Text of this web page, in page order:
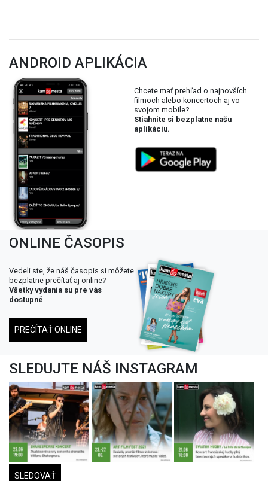
ANDROID APLIKÁCIA
Chcete mať prehľad o najnovších
filmoch alebo koncertoch aj vo
svojom mobile?
Stiahnite si bezplatne našu
aplikáciu.
ONLINE ČASOPIS
Vedeli ste, že náš časopis si môžete
bezplatne prečítať aj online?
Všetky vydania su pre vás
dostupné
PREČÍTAŤ ONLINE
SLEDUJTE NÁŠ INSTAGRAM
SLEDOVAŤ